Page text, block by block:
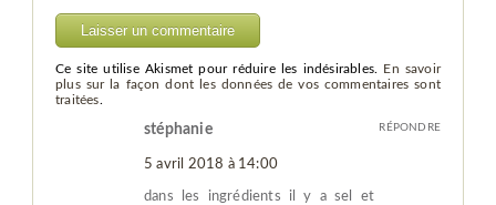
Ce site utilise Akismet pour réduire les indésirables. En savoir
plus sur la façon dont les données de vos commentaires sont
traitées.
stéphanie
5 avril 2018 à 14:00
dans les ingrédients il y a sel et
RÉPONDRE